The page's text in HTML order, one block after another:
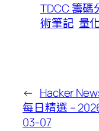
TDCC 籌碼
術筆記 量
← Hacker
每日精選 –
03-07